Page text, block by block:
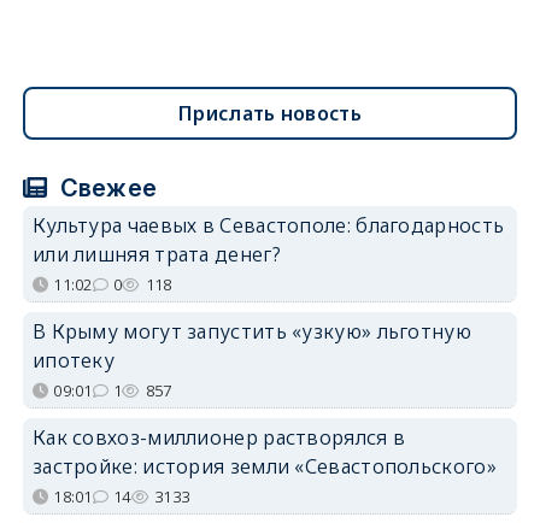
Прислать новость
Свежее
Культура чаевых в Севастополе: благодарность
или лишняя трата денег?
11:02 0 118
В Крыму могут запустить «узкую» льготную
ипотеку
09:01 1 857
Как совхоз-миллионер растворялся в
застройке: история земли «Севастопольского»
18:01 14 3133